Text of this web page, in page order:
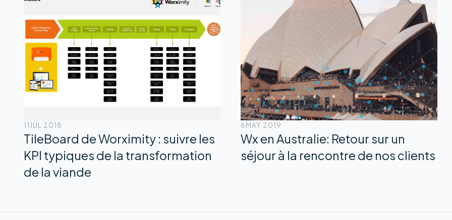
11 JUL 2018
TileBoard de Worximity : suivre les
KPI typiques de la transformation
de la viande
6MAY 2019
Wx en Australie: Retour sur un
séjour à la rencontre de nos clients